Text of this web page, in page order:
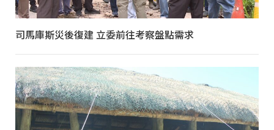
司馬庫斯災後復建 立委前往考察盤點需求